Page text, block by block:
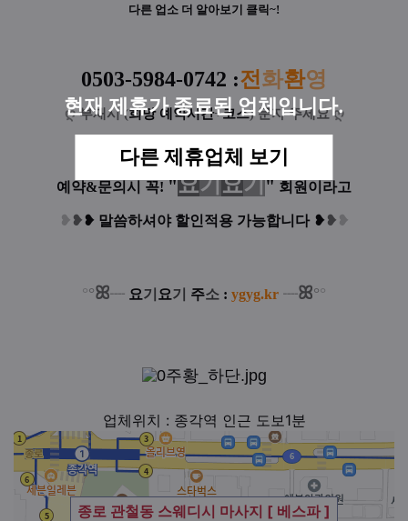
현재 제휴가 종료된 업체입니다.
다른 제휴업체 보기
다른 업소 더 알아보기 클릭~!
0503-5984-0742 :전화환영
ღ부재시 (희망 예약시간+코스) 문자 주세요ღ
예약&문의시 꼭! "요기요기" 회원이라고
❥ ❥❥ 말씀하셔야 할인적용 가능합니다 ❥❥ ❥
°°ꕤ┈ 요기 요기 주소 : ygyg.kr ┈ꕤ°°
업체위치 : 종각역 인근 도보1분
종로 관철동 스웨디시 마사지 [ 베스파 ]